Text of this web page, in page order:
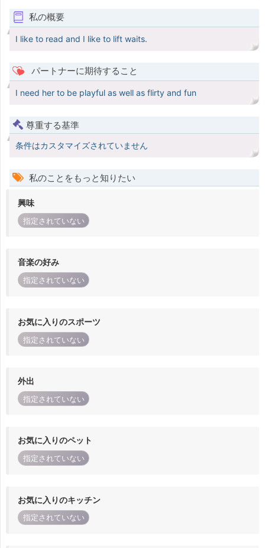
私の概要
I like to read and I like to lift waits.
パートナーに期待すること
I need her to be playful as well as flirty and fun
尊重する基準
条件はカスタマイズされていません
私のことをもっと知りたい
興味
指定されていない
音楽の好み
指定されていない
お気に入りのスポーツ
指定されていない
外出
指定されていない
お気に入りのペット
指定されていない
お気に入りのキッチン
指定されていない